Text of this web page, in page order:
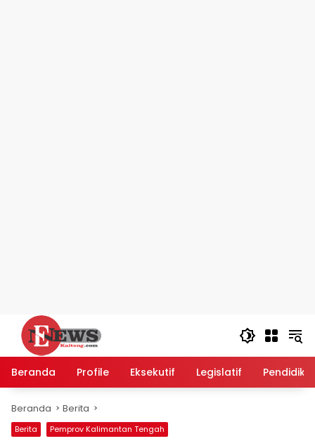
Langsung
konten
Beranda
Profile Eksekutif Legislatif
Beranda Berita
Berita Pemprov Kalimantan Tengah